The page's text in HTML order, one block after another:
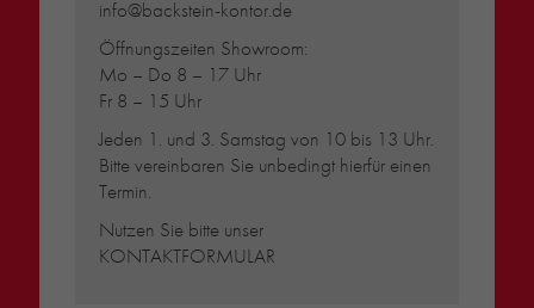
info@backstein-kontor.de
Öffnungszeiten Showroom:
Mo – Do 8 – 17 Uhr
Fr 8 – 15 Uhr
Jeden 1. und 3. Samstag von 10 bis 13 Uhr.
Bitte vereinbaren Sie unbedingt hierfür einen
Termin.
Nutzen Sie bitte unser
KONTAKTFORMULAR